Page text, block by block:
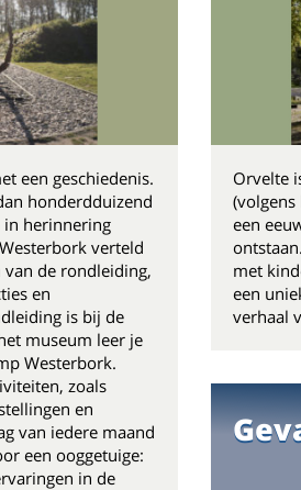
een geschiedenis.
honderdduizend
in herinnering
verteld
de rondleiding,
en
is bij de
museum leer je
Westerbork.
zoals
en
van iedere maand
een ooggetuige:
in de
Orvelte
(volgens
een
met
een
verhaal